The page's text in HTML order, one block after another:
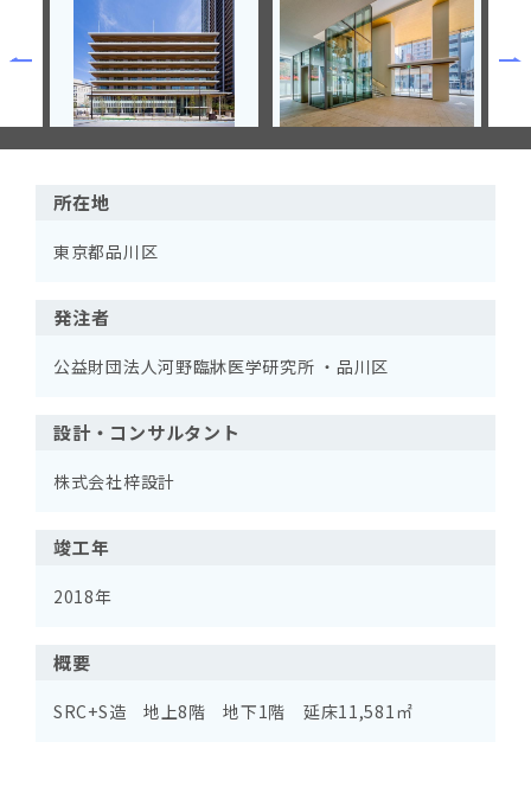
所在地
東京都品川区
発注者
公益財団法人河野臨牀医学研究所 ・品川区
設計・コンサルタント
株式会社梓設計
竣工年
2018年
概要
SRC+S造 地上8階 地下1階 延床11,581㎡